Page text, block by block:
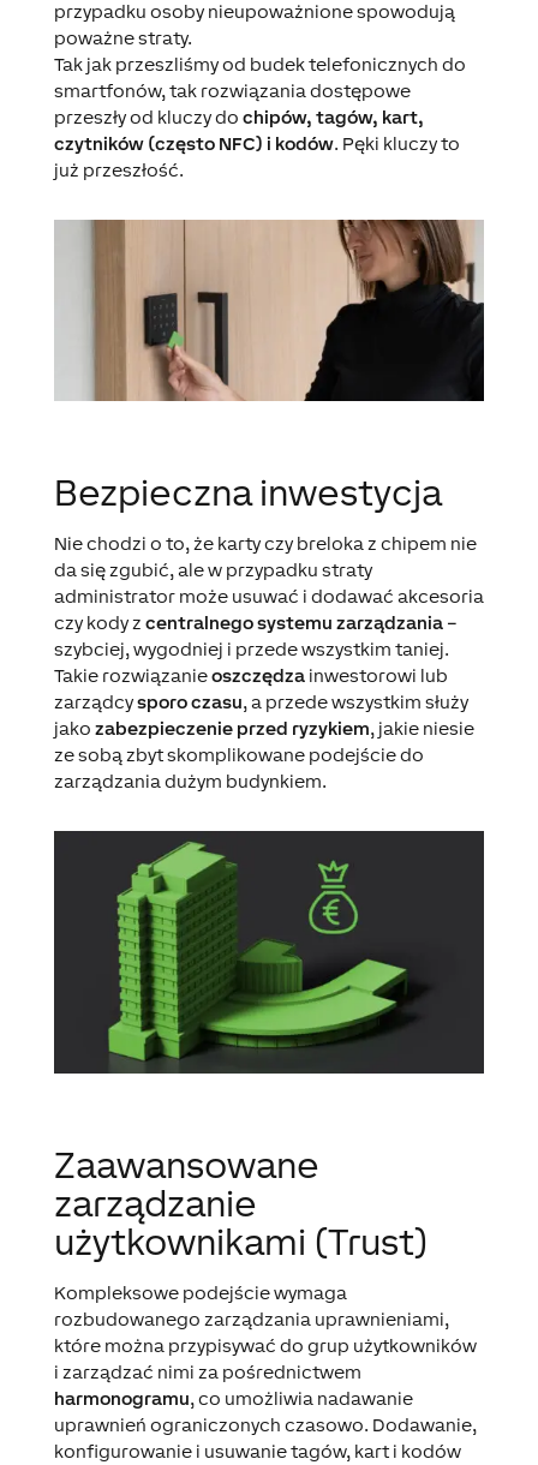
przypadku osoby nieupoważnione spowodują
poważne straty.
Tak jak przeszliśmy od budek telefonicznych do
smartfonów, tak rozwiązania dostępowe
przeszły od kluczy do chipów, tagów, kart,
czytników (często NFC) i kodów. Pęki kluczy to
już przeszłość.
Bezpieczna inwestycja
Nie chodzi o to, że karty czy breloka z chipem nie
da się zgubić, ale w przypadku straty
administrator może usuwać i dodawać akcesoria
czy kody z centralnego systemu zarządzania–
szybciej, wygodniej i przede wszystkim taniej.
Takie rozwiązanieoszczędzainwestorowi lub
zarządcysporo czasu, a przede wszystkim służy
jako zabezpieczenie przed ryzykiem, jakie niesie
ze sobą zbyt skomplikowane podejście do
zarządzania dużym budynkiem.
Zaawansowane
zarządzanie
użytkownikami (Trust)
Kompleksowe podejście wymaga
rozbudowanego zarządzania uprawnieniami,
które można przypisywać do grup użytkowników
i zarządzać nimi za pośrednictwem
harmonogramu, co umożliwia nadawanie
uprawnień ograniczonych czasowo. Dodawanie,
konfigurowanie i usuwanie tagów, kart i kodów